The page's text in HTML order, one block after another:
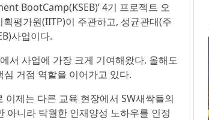
BootCamp(KSEB)’ 4기 프로젝트 오
평가원(IITP)이 주관하고, 성균관대(주
사업이다.
서 사업에 가장 크게 기여해왔다. 올해도
거점 역할을 이어가고 있다.
제는 다른 교육 현장에서 SW새싹들의
아니라 탁월한 인재양성 노하우를 인정